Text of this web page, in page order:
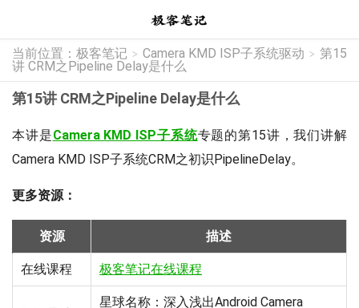
当前位置： 极客笔记 > Camera KMD ISP子系统驱动 > 第15
讲 CRM之Pipeline Delay是什么
第15讲 CRM之Pipeline Delay是什么
本讲是Camera KMD ISP子系统专题的第15讲，我们讲解
Camera KMD ISP子系统CRM之初识PipelineDelay。
更多资源：
资源 描述
在线课程 极客笔记在线课程
星球名称：深入浅出Android Camera